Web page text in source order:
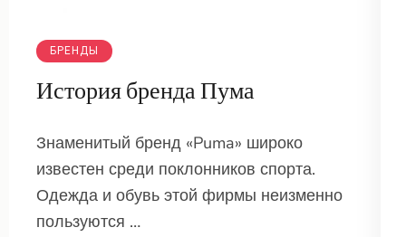
БРЕНДЫ
История бренда Пума
Знаменитый бренд «Puma» широко
известен среди поклонников спорта.
Одежда и обувь этой фирмы неизменно
пользуются …